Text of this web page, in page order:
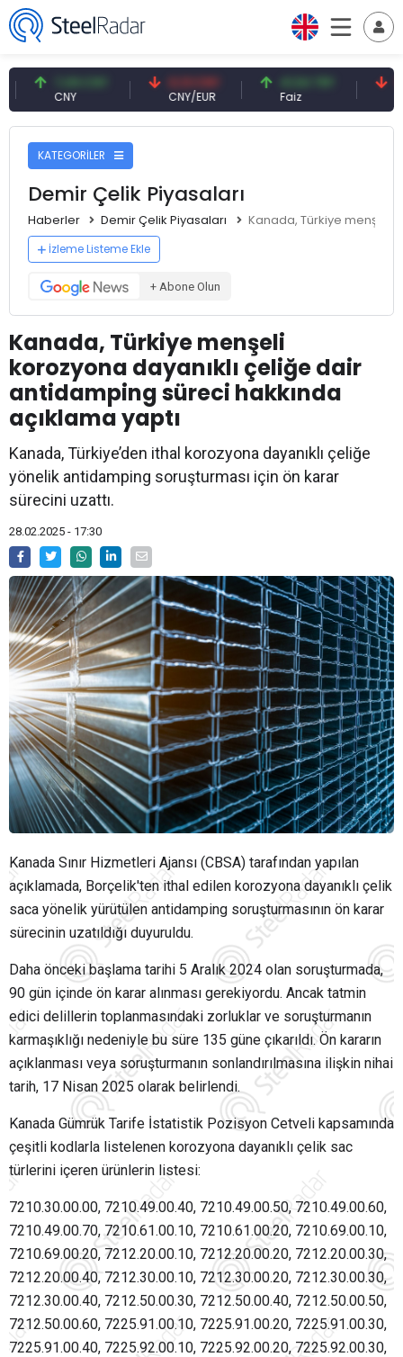
7,09 CNY 0,13 CNY
CNY/EUR
41,54 TRY 79,73
KATEGORİLER
Demir Çelik Piyasaları
Haberler Demir Çelik Piyasaları Kanada, Türkiye menşeli
İzleme Listeme Ekle
+ Abone Olun
Kanada, Türkiye menşeli
korozyona dayanıklı çeliğe dair
antidamping süreci hakkında
açıklama yaptı
Kanada, Türkiye’den ithal korozyona dayanıklı çeliğe
yönelik antidamping soruşturması için ön karar
sürecini uzattı.
28.02.2025 - 17:30
Kanada Sınır Hizmetleri Ajansı (CBSA) tarafından yapılan
açıklamada, Borçelik'ten ithal edilen korozyona dayanıklı çelik
saca yönelik yürütülen antidamping soruşturmasının ön karar
sürecinin uzatıldığı duyuruldu.
Daha önceki başlama tarihi 5 Aralık 2024 olan soruşturmada,
90 gün içinde ön karar alınması gerekiyordu. Ancak tatmin
edici delillerin toplanmasındaki zorluklar ve soruşturmanın
karmaşıklığı nedeniyle bu süre 135 güne çıkarıldı. Ön kararın
açıklanması veya soruşturmanın sonlandırılmasına ilişkin nihai
tarih, 17 Nisan 2025 olarak belirlendi.
Kanada Gümrük Tarife İstatistik Pozisyon Cetveli kapsamında
çeşitli kodlarla listelenen korozyona dayanıklı çelik sac
türlerini içeren ürünlerin listesi:
7210.30.00.00, 7210.49.00.40, 7210.49.00.50, 7210.49.00.60,
7210.49.00.70, 7210.61.00.10, 7210.61.00.20, 7210.69.00.10,
7210.69.00.20, 7212.20.00.10, 7212.20.00.20, 7212.20.00.30,
7212.20.00.40, 7212.30.00.10, 7212.30.00.20, 7212.30.00.30,
7212.30.00.40, 7212.50.00.30, 7212.50.00.40, 7212.50.00.50,
7212.50.00.60, 7225.91.00.10, 7225.91.00.20, 7225.91.00.30,
7225.91.00.40, 7225.92.00.10, 7225.92.00.20, 7225.92.00.30,